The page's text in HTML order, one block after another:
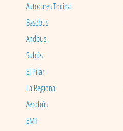
Autocares Tocina
Basebus
Andbus
Subús
El Pilar
La Regional
Aerobús
EMT